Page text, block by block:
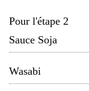
Pour l'étape 2
Sauce Soja
Wasabi